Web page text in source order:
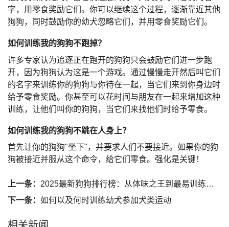
字，用零食奖励它们。你可以继续这个过程，逐渐靠近其他
狗狗，同时鼓励你的幼犬忽略它们，并用零食奖励它们。
如何训练我的狗狗不跑掉？
许多专家认为追逐正在跑开的狗狗只会鼓励它们进一步跑
开，因为狗狗认为这是一个游戏。通过慢慢走开然后叫它们
的名字来训练你的狗狗与你待在一起，当它们来到你身边时
给予零食奖励。你甚至可以花时间与朋友在一起来增加这种
训练，让他们叫你的狗狗，当它们来找他们时给予零食。
如何训练我的狗狗不跳在人身上？
首先让你的狗狗"坐下"，并要求人们不要接近。如果你的狗
狗被接近并服从这个命令，给它们零食。强化是关键！
上一条： 2025最新狗狗排行榜：从体味之王到最易训练品种全解析
下一条： 如何以及何时训练幼犬参加犬类运动